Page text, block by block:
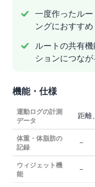
一度作ったル
ングにおすすめ
ルートの共有
ションにつなが
機能・仕様
運動ログの計測
データ
距離
体重・体脂肪の
記録
－
ウィジェット機
能
－